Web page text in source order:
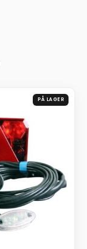
PÅ LAGER